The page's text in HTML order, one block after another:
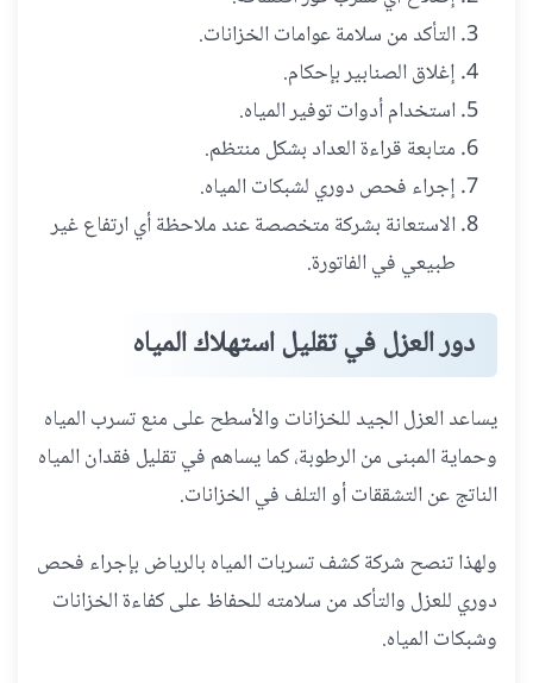
التأكد من سلامة عوامات الخزانات.
إغلاق الصنابير بإحكام.
استخدام أدوات توفير المياه.
متابعة قراءة العداد بشكل منتظم.
إجراء فحص دوري لشبكات المياه.
الاستعانة بشركة متخصصة عند ملاحظة أي ارتفاع غير
طبيعي في الفاتورة.
دور العزل في تقليل استهلاك المياه
يساعد العزل الجيد للخزانات والأسطح على منع تسرب المياه
وحماية المبنى من الرطوبة، كما يساهم في تقليل فقدان المياه
الناتج عن التشققات أو التلف في الخزانات.
ولهذا تنصح شركة كشف تسربات المياه بالرياض بإجراء فحص
دوري للعزل والتأكد من سلامته للحفاظ على كفاءة الخزانات
وشبكات المياه.